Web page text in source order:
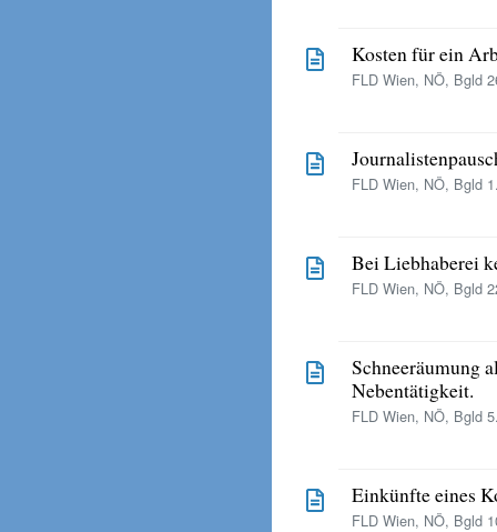
Kosten für ein
FLD Wien, NÖ, Bgld
FLD Wien, NÖ, Bgld
Bei Liebhaberei
FLD Wien, NÖ, Bgld
Schneeräumung
Nebentätigkeit.
FLD Wien, NÖ, Bgld
Einkünfte eines
FLD Wien, NÖ, Bgld